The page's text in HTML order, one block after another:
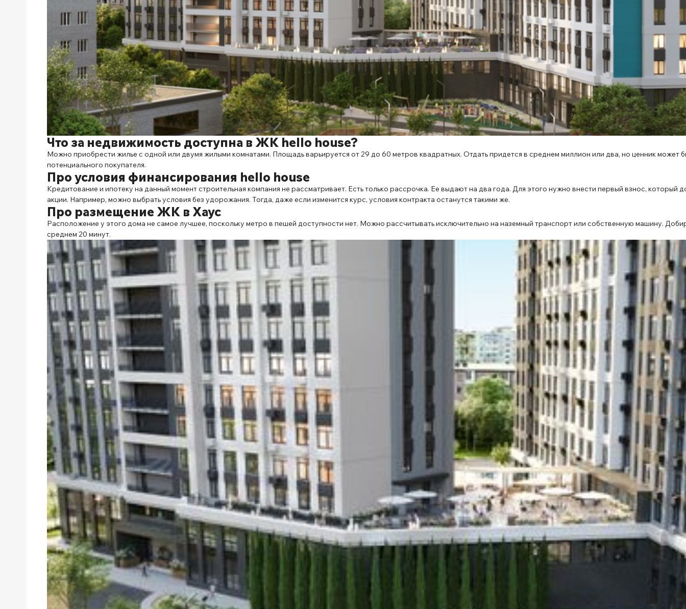
Что за недвижимость доступна в ЖК hello house?
Можно приобрести жилье с одной или двумя жилыми комнатами. Площадь варьируется от 29 до 60 метров квадратных. Отдать придется в среднем миллион или два, но ценник может
потенциального покупателя.
Про условия финансирования hello house
Кредитование и ипотеку на данный момент строительная компания не рассматривает. Есть только рассрочка. Ее выдают на два года. Для этого нужно внести первый взнос, который
акции. Например, можно выбрать условия без удорожания. Тогда, даже если изменится курс, условия контракта останутся такими же.
Про размещение ЖК в Хаус
Расположение у этого дома не самое лучшее, поскольку метро в пешей доступности нет. Можно рассчитывать исключительно на наземный транспорт или собственную машину.
среднем 20 минут.